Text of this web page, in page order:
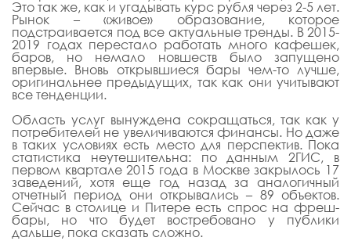
Это так же, как и угадывать курс рубля через 2-5 лет.
Рынок – «живое» образование, которое
подстраивается под все актуальные тренды. В 2015-
2019 годах перестало работать много кафешек,
баров, но немало новшеств было запущено
впервые. Вновь открывшиеся бары чем-то лучше,
оригинальнее предыдущих, так как они учитывают
все тенденции.
Область услуг вынуждена сокращаться, так как у
потребителей не увеличиваются финансы. Но даже
в таких условиях есть место для перспектив. Пока
статистика неутешительна: по данным 2ГИС, в
первом квартале 2015 года в Москве закрылось 17
заведений, хотя еще год назад за аналогичный
отчетный период они открывались – 89 объектов.
Сейчас в столице и Питере есть спрос на фреш-
бары, но что будет востребовано у публики
дальше, пока сказать сложно.